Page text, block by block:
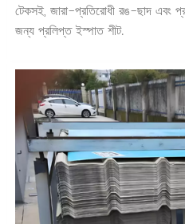
টেকসই, জারা-প্রতিরোধী রঙ-ছাদ
জন্য প্রলিপ্ত ইস্পাত শীট.